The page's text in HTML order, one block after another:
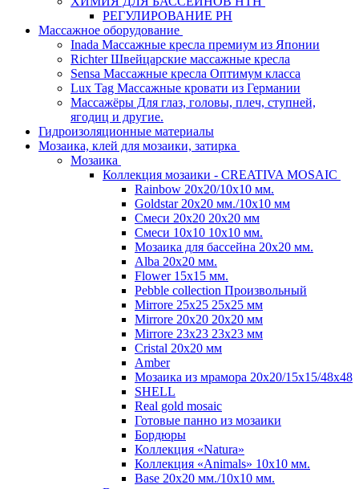
РЕГУЛИРОВАНИЕ PH
Массажное оборудование
Inada Массажные кресла премиум из Японии
Richter Швейцарские массажные кресла
Sensа Массажные кресла Оптимум класса
Lux Tag Массажные кровати из Германии
Массажёры Для глаз, головы, плеч, ступней,
ягодиц и другие.
Гидроизоляционные материалы
Мозаика, клей для мозаики, затирка
Мозаика
Коллекция мозаики - CREATIVA MOSAIC
Rainbow 20x20/10х10 мм.
Goldstar 20х20 мм./10х10 мм
Смеси 20х20 20х20 мм
Смеси 10х10 10x10 мм.
Мозаика для бассейна 20x20 мм.
Alba 20x20 мм.
Flower 15x15 мм.
Pebble collection Произвольный
Mirrore 25х25 25x25 мм
Mirrore 20х20 20x20 мм
Mirrore 23х23 23x23 мм
Cristal 20х20 мм
Amber
Мозаика из мрамора 20х20/15х15/48х48
SHELL
Real gold mosaic
Готовые панно из мозаики
Бордюры
Коллекция «Natura»
Коллекция «Animals» 10х10 мм.
Base 20x20 мм./10х10 мм.